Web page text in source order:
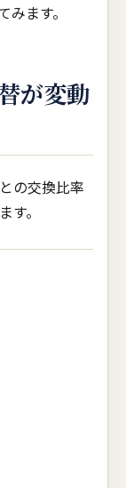
ます。
が変動
の交換比率
。